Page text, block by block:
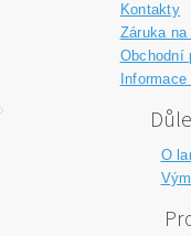
Kontakty
Záruka
Obchodní
O